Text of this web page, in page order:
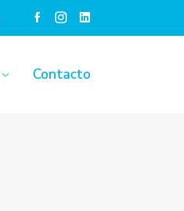
Contacto